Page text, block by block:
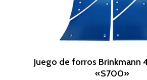
Leer Más
Juego de forros Brinkmann
«S700»